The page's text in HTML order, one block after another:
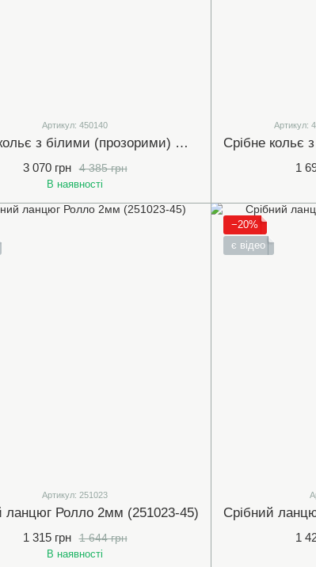
Артикул: 450140
Срібне кольє з білими (прозорими) фіанітами розмір 41-45 см (арт.450140)
4 385 грн
3 070 грн
В наявності
Артикул:
1
Артикул: 251023
ланцюг Ролло 2мм (251023-45)
1 644 грн
1 315 грн
В наявності
−20%
є відео
1